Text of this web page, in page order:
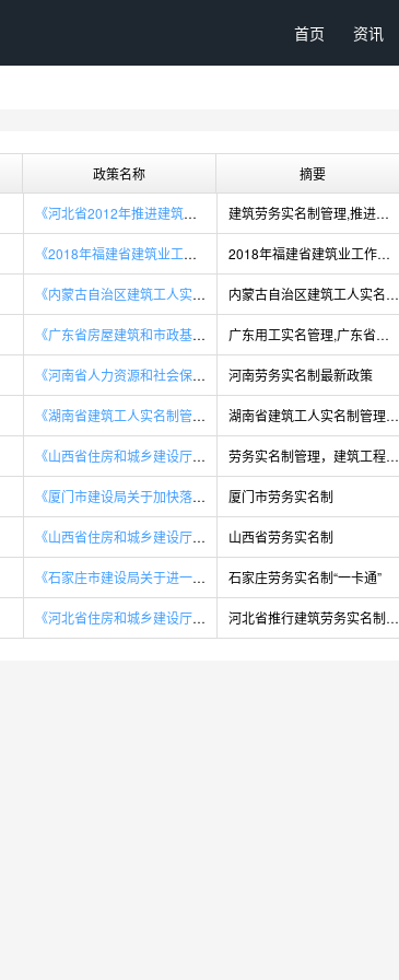
首页 资讯
政策名称 摘要
《河北省2012年推进建筑劳务实名制管理工作要点》 建筑劳务实名制管理,推进建筑劳务实名制管理工作要点
《2018年福建省建筑业工作要点》 2018年福建省建筑业工作要点,农民工劳务实名制
《内蒙古自治区建筑工人实名制和工资支付管理办法实施细则（修改稿）》 内蒙古自治区建筑工人实名制和工资支付管理办法实施细则（修改稿）
《广东省房屋建筑和市政基础设施工程用工实名管理暂行办法》 广东用工实名管理,广东省劳务实名制政策
《河南省人力资源和社会保障厅 河南省住房和城乡建设厅关于推进房屋建筑和市政基础设施领域农民工实名制管理和工资支付监管信息化工作的通知》 河南劳务实名制最新政策
《湖南省建筑工人实名制管理办法实施细则（试行）》 湖南省建筑工人实名制管理办法实施细则（试行）
《山西省住房和城乡建设厅关于推进建筑工程项目劳务实名制管理工作的通知》 劳务实名制管理，建筑工程项目劳务实名制管理
《厦门市建设局关于加快落实农民工工资专用账户制度及劳务实名制管理等工作的通知》 厦门市劳务实名制
《山西省住房和城乡建设厅关于推进建筑工程项目劳务实名制管理工作的通知（第1257号）》 山西省劳务实名制
《石家庄市建设局关于进一步做好建筑劳务实名制“一卡通”工作的通知》 石家庄劳务实名制“一卡通”
《河北省住房和城乡建设厅关于在全省推行建筑劳务实名制管理的通知》 河北省推行建筑劳务实名制管理